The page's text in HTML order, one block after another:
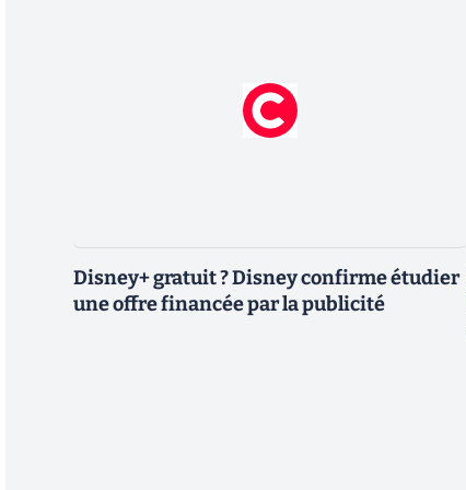
Disney+ gratuit ? Disney confirme étudier
une offre financée par la publicité